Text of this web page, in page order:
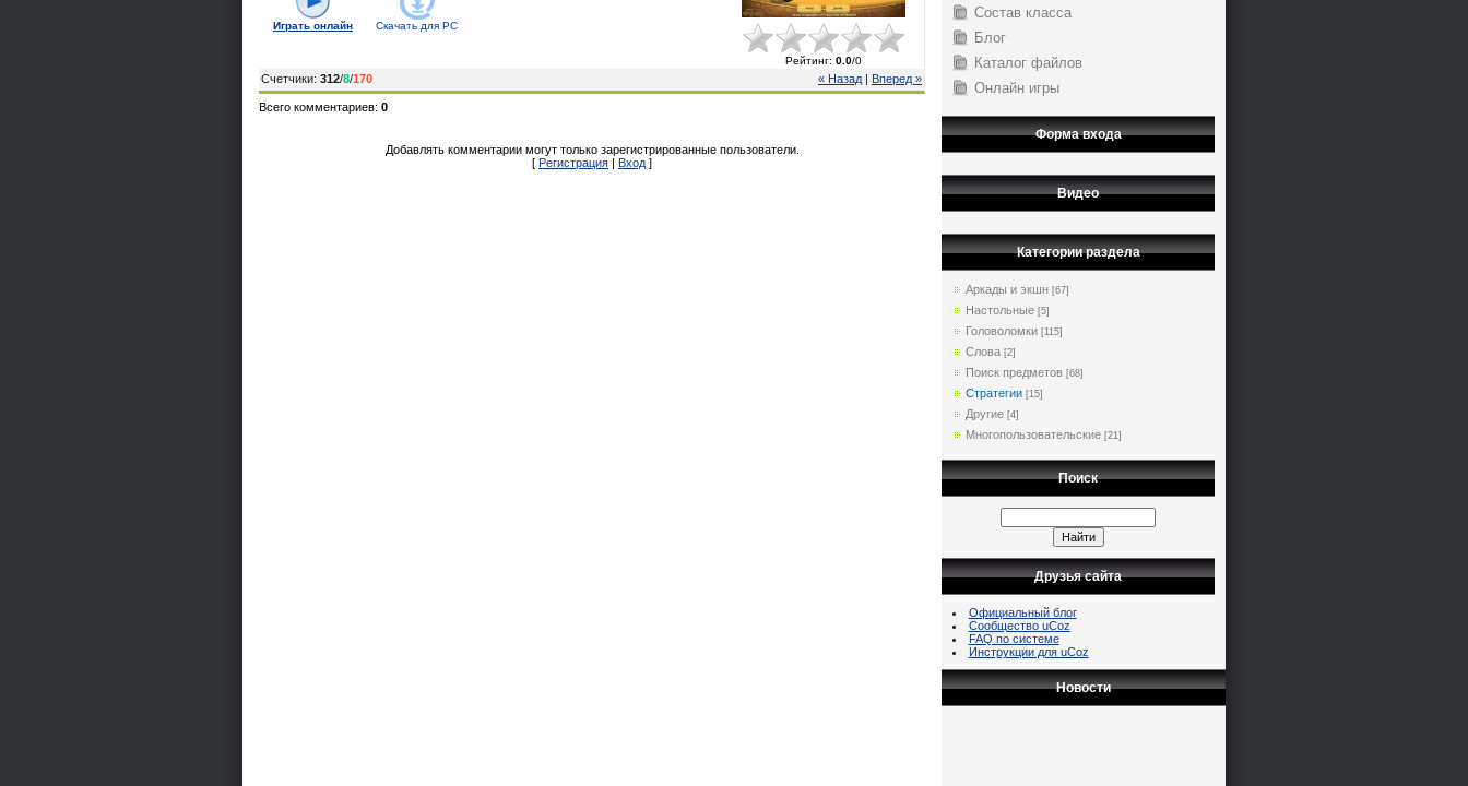
Играть онлайн Скачать для PC
Рейтинг: 0.0/0
« Назад | Вперед »
Счетчики: 312/8/170
Всего комментариев: 0
Добавлять комментарии могут только зарегистрированные пользователи.
[ Регистрация | Вход ]
Состав класса
Блог
Каталог файлов
Онлайн игры
Форма входа
Видео
Категории раздела
Аркады и экшн [67]
Настольные [5]
Головоломки [115]
Слова [2]
Поиск предметов [68]
Стратегии [15]
Другие [4]
Многопользовательские [21]
Поиск
Друзья сайта
Официальный блог
Сообщество uCoz
FAQ по системе
Инструкции для uCoz
Новости